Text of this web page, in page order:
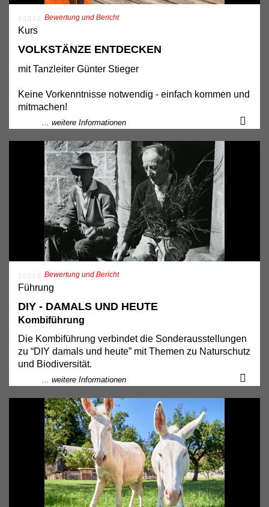
Bitte um rechtzeitige Anmeldung unter
kulturvermittlung@ooelkg.at
Kostenbeitrag: € 5.- für Eintritt, Rundgang, Kaffee &
Kuchen
Terminänderungen vorbehalten!
Bewertung und Bericht
Kurs
VOLKSTÄNZE ENTDECKEN
mit Tanzleiter Günter Stieger
Keine Vorkenntnisse notwendig - einfach kommen und
mitmachen!
In Kooperation mit dem OÖ Volksliedwerk
... weitere Informationen
Bewertung und Bericht
Führung
DIY - DAMALS UND HEUTE
Kombiführung
Die Kombiführung verbindet die Sonderausstellungen
zu “DIY damals und heute” mit Themen zu Naturschutz
und Biodiversität.
... weitere Informationen